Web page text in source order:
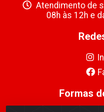
Atendimento de
08h às 12h e
Formas